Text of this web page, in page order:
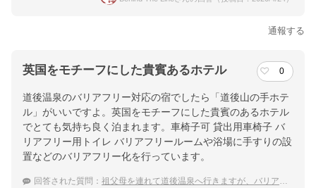
通報する
英国をモチーフにした貴賓あるホテル 0
道後温泉のバリアフリー対応の宿でしたら「道後山の手ホテ
ル」がいいですよ。英国をモチーフにした貴賓のあるホテル
でとても気持ち良く泊まれます。車椅子可 貸出用車椅子 バ
リアフリー用トイレ バリアフリールームや浴場に手すりの設
置などのバリアフリー化を行っています。
回答された質問： 祖父母を連れて道後温泉へ行きますが、バリアフリー対応のある宿ってありますか？